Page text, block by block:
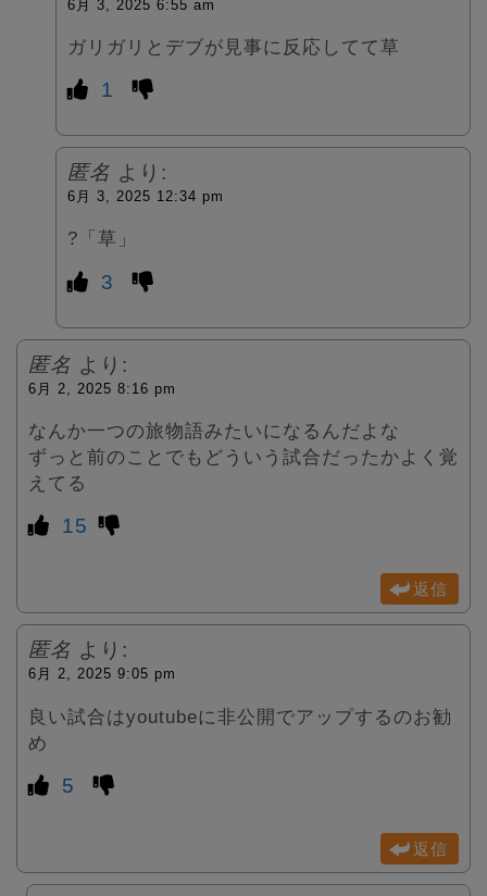
6月 3, 2025 6:55 am
ガリガリとデブが見事に反応してて草
1
匿名 より:
6月 3, 2025 12:34 pm
?「草」
3
匿名 より:
6月 2, 2025 8:16 pm
なんか一つの旅物語みたいになるんだよな
ずっと前のことでもどういう試合だったかよく覚
えてる
15
返信
匿名 より:
6月 2, 2025 9:05 pm
良い試合はyoutubeに非公開でアップするのお勧
め
5
返信